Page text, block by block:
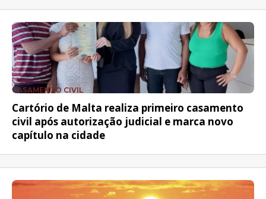
CASAMENTO CIVIL
Cartório de Malta realiza primeiro casamento
civil após autorização judicial e marca novo
capítulo na cidade